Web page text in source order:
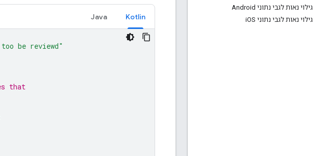
גילוי נאות לגבי נתוני Android
גילוי נאות לגבי נתוני i OS
Kotlin
Java
be reviewd"
that